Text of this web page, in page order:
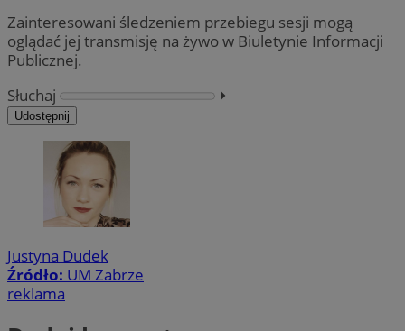
Zainteresowani śledzeniem przebiegu sesji mogą
oglądać jej transmisję na żywo w Biuletynie Informacji
Publicznej.
Słuchaj
⏵︎
Udostępnij
Justyna Dudek
Źródło: UM Zabrze
reklama